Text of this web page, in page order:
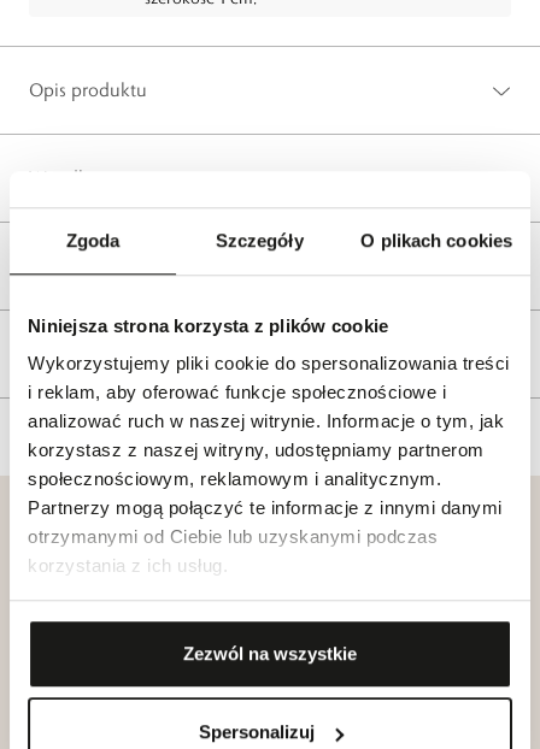
Zgoda Szczegóły O plikach cookies
Niniejsza strona korzysta z plików cookie
Wykorzystujemy pliki cookie do spersonalizowania treści
i reklam, aby oferować funkcje społecznościowe i
analizować ruch w naszej witrynie. Informacje o tym, jak
korzystasz z naszej witryny, udostępniamy partnerom
społecznościowym, reklamowym i analitycznym.
Partnerzy mogą połączyć te informacje z innymi danymi
otrzymanymi od Ciebie lub uzyskanymi podczas
korzystania z ich usług.
Zezwól na wszystkie
Spersonalizuj
Opis produktu
Wysyłka
Tagi
Klub dla
Przyjaciół
Katalogi
W.KRUK
Zobacz